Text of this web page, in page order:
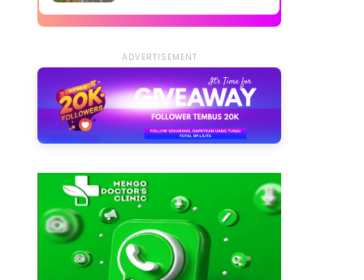
Cipatat-Access KCJB
Padalarang
ADVERTISEMENT